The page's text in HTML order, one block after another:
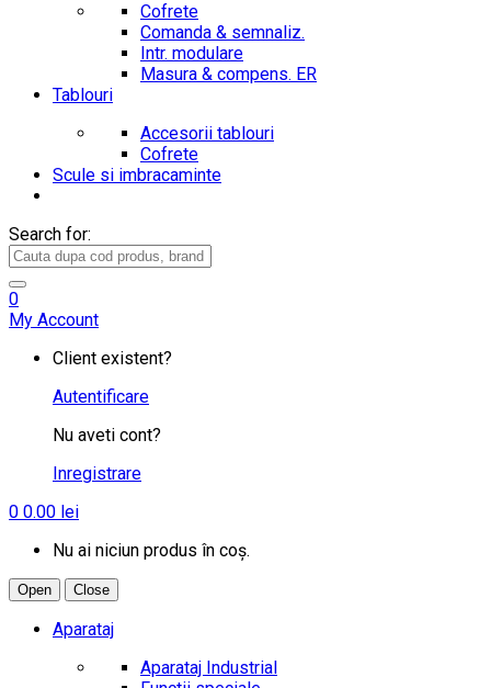
Cofrete
Comanda & semnaliz.
Intr. modulare
Masura & compens. ER
Tablouri
Accesorii tablouri
Cofrete
Scule si imbracaminte
Search for:
0
My Account
Client existent?
Autentificare
Nu aveti cont?
Inregistrare
0 0.00 lei
Nu ai niciun produs în coș.
Open Close
Aparataj
Aparataj Industrial